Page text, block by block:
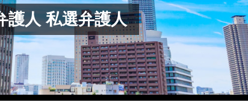
護人 私選弁護人